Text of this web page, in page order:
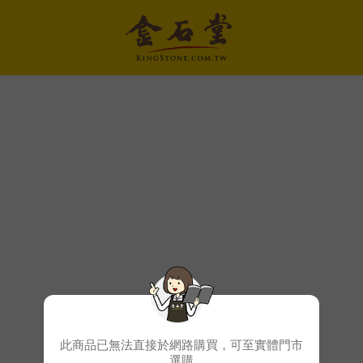
此商品已無法直接於網路購買，可至實體門市
選購